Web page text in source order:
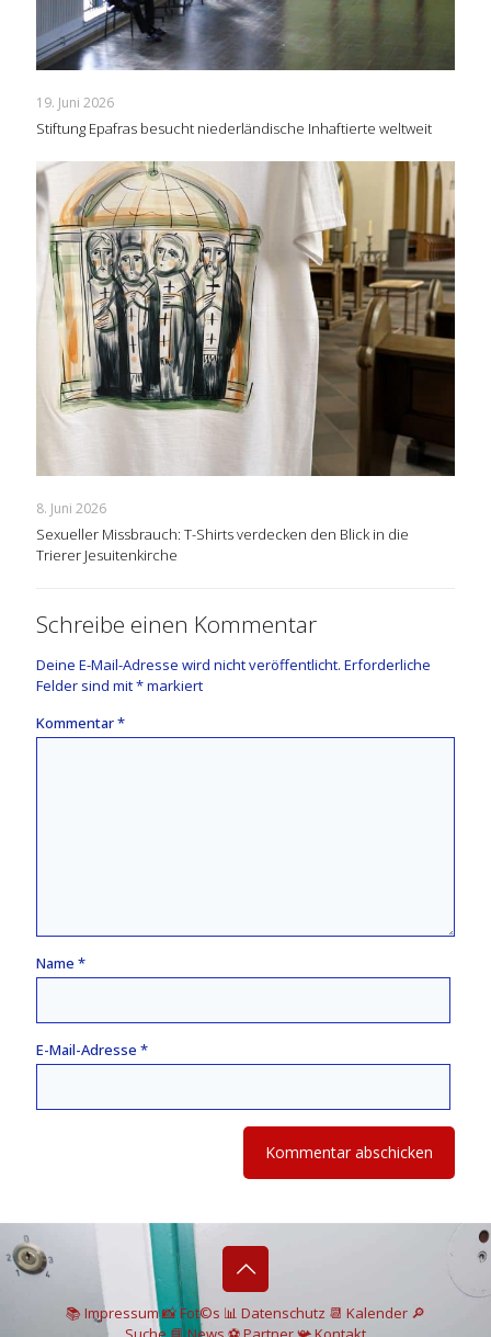
19. Juni 2026
Stiftung Epafras besucht niederländische Inhaftierte weltweit
8. Juni 2026
Sexueller Missbrauch: T-Shirts verdecken den Blick in die
Trierer Jesuitenkirche
Schreibe einen Kommentar
Deine E-Mail-Adresse wird nicht veröffentlicht. Erforderliche
Felder sind mit*markiert
Kommentar*
Name *
E-Mail-Adresse *
📚 Impressum📸Fot©s 📊 Datenschutz 📆 Kalender 🔎